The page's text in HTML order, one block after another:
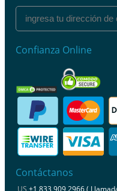
Confianza Online
Contáctanos
US +1 833 909 2966 (